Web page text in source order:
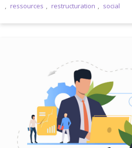
, ressources , restructuration , social